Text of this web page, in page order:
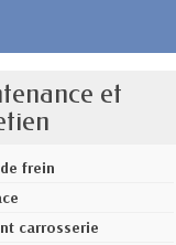
et
frein
carrosserie